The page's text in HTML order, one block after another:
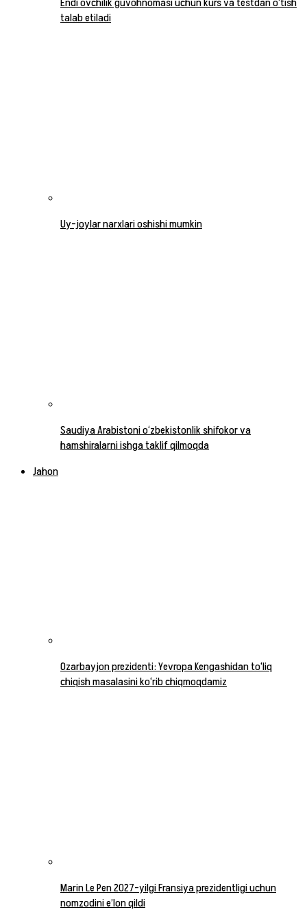
Endi ovchilik guvohnomasi uchun kurs va testdan o‘tish
talab etiladi
Uy-joylar narxlari oshishi mumkin
Saudiya Arabistoni o‘zbekistonlik shifokor va
hamshiralarni ishga taklif qilmoqda
Jahon
Ozarbayjon prezidenti: Yevropa Kengashidan to‘liq
chiqish masalasini ko‘rib chiqmoqdamiz
Marin Le Pen 2027-yilgi Fransiya prezidentligi uchun
nomzodini e’lon qildi